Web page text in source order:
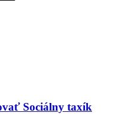
Sociálny taxík